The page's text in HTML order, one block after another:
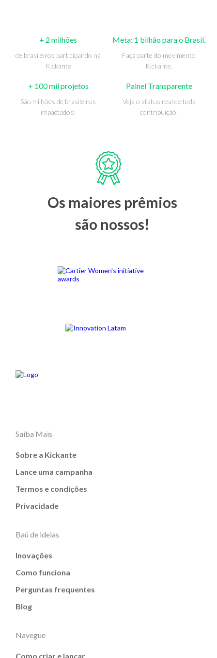
+ 2 milhões
de brasileiros participando na
Kickante
Meta: 1 bilhão para o Brasil.
Faça parte do movimento
Kickante.
+ 100 mil projetos
São milhões de brasileiros
impactados!
Painel Transparente
Veja o status real de toda
contribuição.
Os maiores prêmios
são nossos!
Saiba Mais
Sobre a Kickante
Lance uma campanha
Termos e condições
Privacidade
Baú de ideias
Inovações
Como funciona
Perguntas frequentes
Blog
Navegue
Como criar e lançar